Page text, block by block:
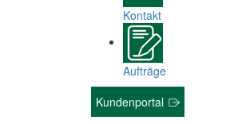
Kontakt
Aufträge
Kundenportal